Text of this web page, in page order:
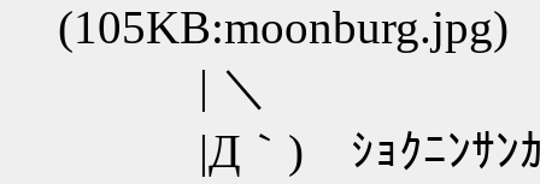
(105KB:moonburg.jpg)
| ＼
|Д｀) ｼｮｸﾆﾝｻﾝｶﾞｲ